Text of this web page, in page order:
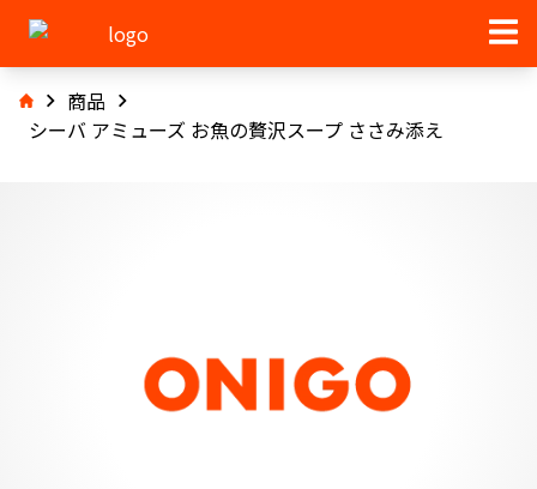
商品
シーバ アミューズ お魚の贅沢スープ ささみ添え